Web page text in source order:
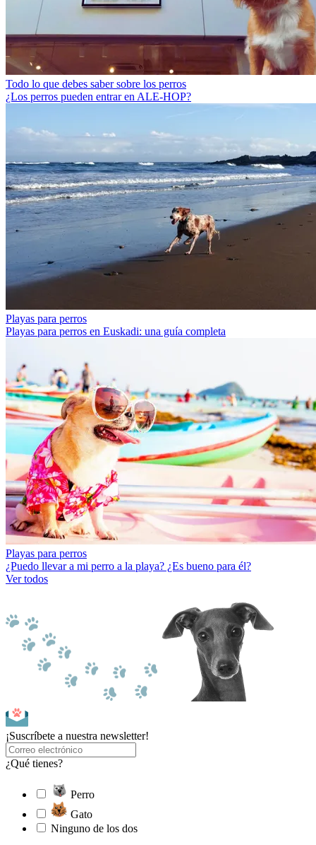
Todo lo que debes saber sobre los perros
¿Los perros pueden entrar en ALE-HOP?
Playas para perros
Playas para perros en Euskadi: una guía completa
Playas para perros
¿Puedo llevar a mi perro a la playa? ¿Es bueno para él?
Ver todos
¡Suscríbete a nuestra newsletter!
¿Qué tienes?
Perro
Gato
Ninguno de los dos